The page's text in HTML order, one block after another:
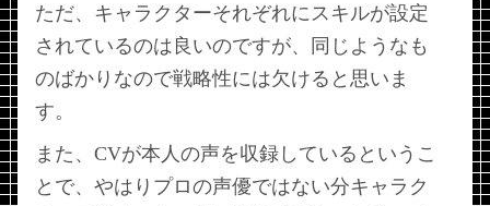
ただ、キャラクターそれぞれにスキルが設定
されているのは良いのですが、同じようなも
のばかりなので戦略性には欠けると思いま
す。
また、CVが本人の声を収録しているというこ
とで、やはりプロの声優ではない分キャラク